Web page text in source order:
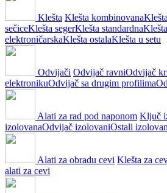
Klešta Klešta kombinovana
sečiceKlešta segerKlešta standardna
elektroničarskaKlešta ostalaKlešta u setu
Odvijači Odvijač ravniOdvijač
elektronikuOdvijač sa drugim profilima
Alati za rad pod naponom Ključ
izolovanaOdvijač izolovaniOstali
Alati za obradu cevi Klešta za
alati za cevi